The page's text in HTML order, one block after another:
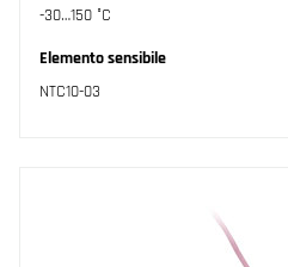
-30…150 °C
Elemento sensibile
NTC10-03